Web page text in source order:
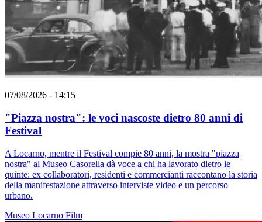
07/08/2026 - 14:15
"Piazza nostra": le voci nascoste dietro 80 anni di
Festival
A Locarno, mentre il Festival compie 80 anni, la mostra "piazza
nostra" al Museo Casorella dà voce a chi ha lavorato dietro le
quinte: ex collaboratori, residenti e commercianti raccontano la storia
della manifestazione attraverso interviste video e un percorso
urbano.
Museo Locarno Film